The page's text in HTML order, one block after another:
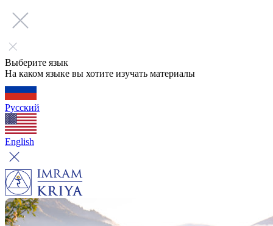
Выберите язык
На каком языке вы хотите изучать материалы
Русский
English